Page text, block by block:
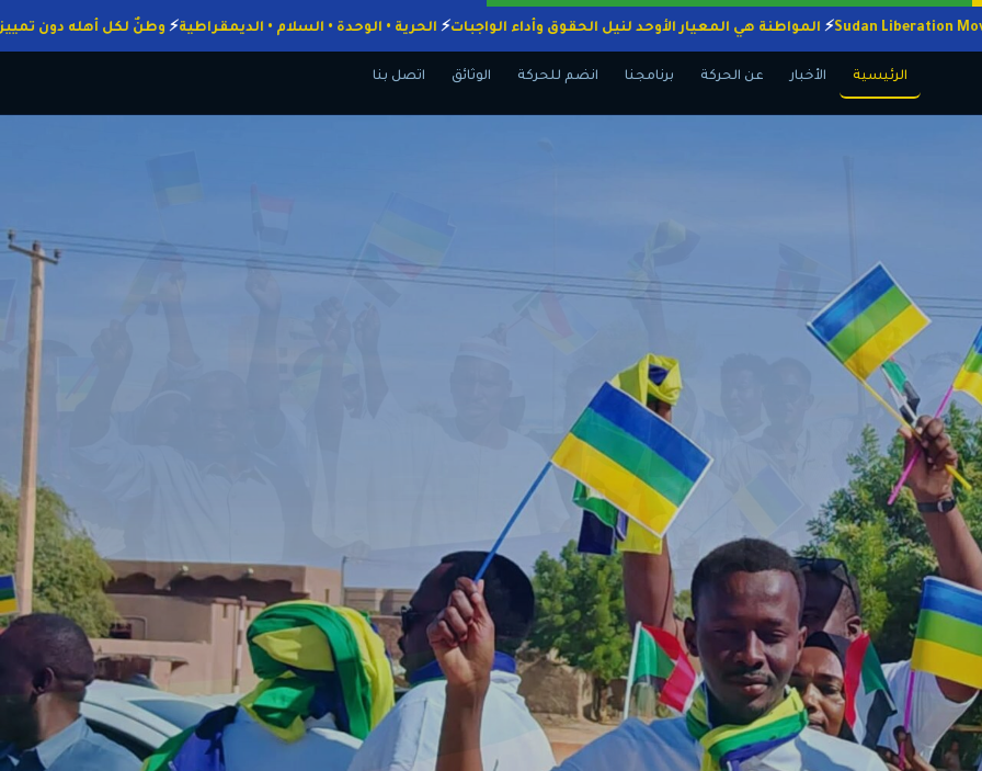
المواطنة هي المعيار الأوحد لنيل الحقوق وأداء الواجبات الحرية • الوحدة • السلام • الديمقراطية وطنٌ لكل أهله
الرئيسية الأخبار عن الحركة برنامجنا انضم للحركة الوثائق اتصل بنا